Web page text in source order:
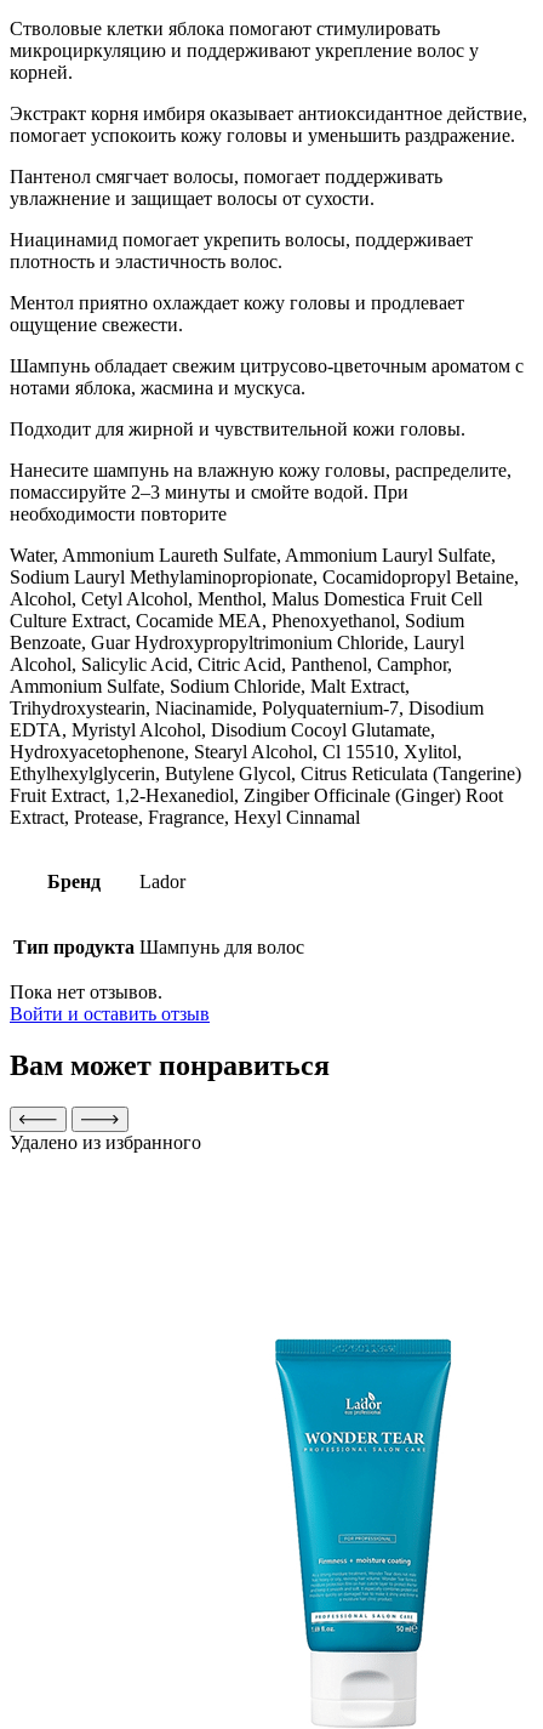
Стволовые клетки яблока помогают стимулировать
микроциркуляцию и поддерживают укрепление волос у
корней.
Экстракт корня имбиря оказывает антиоксидантное действие,
помогает успокоить кожу головы и уменьшить раздражение.
Пантенол смягчает волосы, помогает поддерживать
увлажнение и защищает волосы от сухости.
Ниацинамид помогает укрепить волосы, поддерживает
плотность и эластичность волос.
Ментол приятно охлаждает кожу головы и продлевает
ощущение свежести.
Шампунь обладает свежим цитрусово-цветочным ароматом с
нотами яблока, жасмина и мускуса.
Подходит для жирной и чувствительной кожи головы.
Нанесите шампунь на влажную кожу головы, распределите,
помассируйте 2–3 минуты и смойте водой. При
необходимости повторите
Water, Ammonium Laureth Sulfate, Ammonium Lauryl Sulfate,
Sodium Lauryl Methylaminopropionate, Cocamidopropyl Betaine,
Alcohol, Cetyl Alcohol, Menthol, Malus Domestica Fruit Cell
Culture Extract, Cocamide MEA, Phenoxyethanol, Sodium
Benzoate, Guar Hydroxypropyltrimonium Chloride, Lauryl
Alcohol, Salicylic Acid, Citric Acid, Panthenol, Camphor,
Ammonium Sulfate, Sodium Chloride, Malt Extract,
Trihydroxystearin, Niacinamide, Polyquaternium-7, Disodium
EDTA, Myristyl Alcohol, Disodium Cocoyl Glutamate,
Hydroxyacetophenone, Stearyl Alcohol, Cl 15510, Xylitol,
Ethylhexylglycerin, Butylene Glycol, Citrus Reticulata (Tangerine)
Fruit Extract, 1,2-Hexanediol, Zingiber Officinale (Ginger) Root
Extract, Protease, Fragrance, Hexyl Cinnamal
Бренд Lador
Тип продукта Шампунь для волос
Пока нет отзывов.
Войти и оставить отзыв
Вам может понравиться
Удалено из избранного